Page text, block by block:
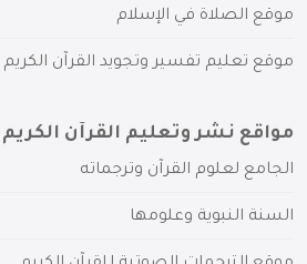
موقع الصلاة في الإسلام
موقع تعليم تفسير وتجويد القرآن الكريم
مواقع نشر وتعليم القرآن الكريم
الجامع لعلوم القرآن وترجماته
السنة النبوية وعلومها